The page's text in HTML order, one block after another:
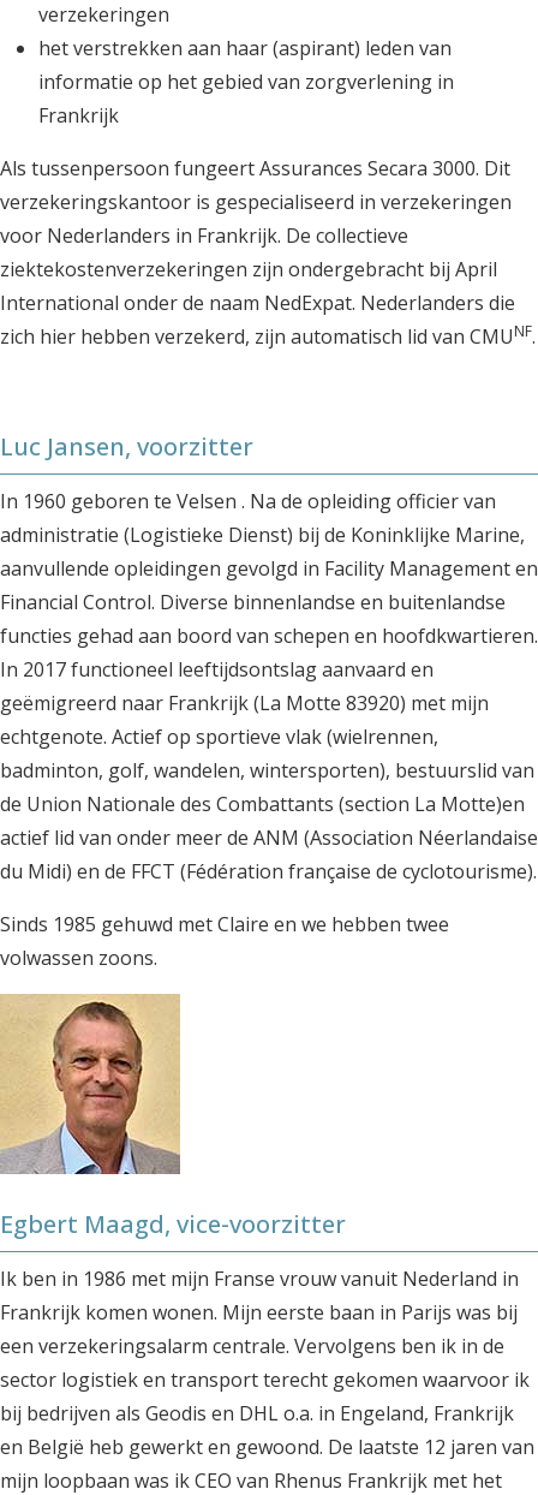
verzekeringen
het verstrekken aan haar (aspirant) leden van
informatie op het gebied van zorgverlening in
Frankrijk
Als tussenpersoon fungeert Assurances Secara 3000. Dit
verzekeringskantoor is gespecialiseerd in verzekeringen
voor Nederlanders in Frankrijk. De collectieve
ziektekostenverzekeringen zijn ondergebracht bij April
International onder de naam NedExpat. Nederlanders die
zich hier hebben verzekerd, zijn automatisch lid van CMUNF.
Luc Jansen, voorzitter
In 1960 geboren te Velsen . Na de opleiding officier van
administratie (Logistieke Dienst) bij de Koninklijke Marine,
aanvullende opleidingen gevolgd in Facility Management en
Financial Control. Diverse binnenlandse en buitenlandse
functies gehad aan boord van schepen en hoofdkwartieren.
In 2017 functioneel leeftijdsontslag aanvaard en
geëmigreerd naar Frankrijk (La Motte 83920) met mijn
echtgenote. Actief op sportieve vlak (wielrennen,
badminton, golf, wandelen, wintersporten), bestuurslid van
de Union Nationale des Combattants (section La Motte)en
actief lid van onder meer de ANM (Association Néerlandaise
du Midi) en de FFCT (Fédération française de cyclotourisme).
Sinds 1985 gehuwd met Claire en we hebben twee
volwassen zoons.
Egbert Maagd, vice-voorzitter
Ik ben in 1986 met mijn Franse vrouw vanuit Nederland in
Frankrijk komen wonen. Mijn eerste baan in Parijs was bij
een verzekeringsalarm centrale. Vervolgens ben ik in de
sector logistiek en transport terecht gekomen waarvoor ik
bij bedrijven als Geodis en DHL o.a. in Engeland, Frankrijk
en België heb gewerkt en gewoond. De laatste 12 jaren van
mijn loopbaan was ik CEO van Rhenus Frankrijk met het